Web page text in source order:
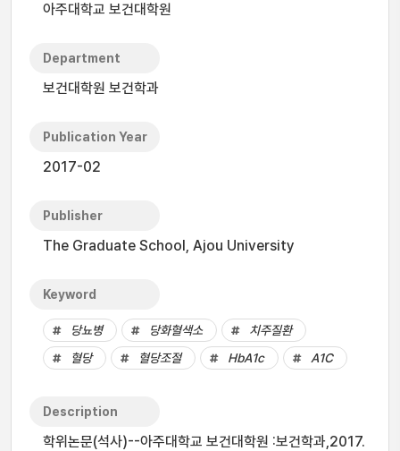
아주대학교 보건대학원
Department
보건대학원 보건학과
Publication Year
2017-02
Publisher
The Graduate School, Ajou University
Keyword
당뇨병 당화혈색소
치주질환
혈당
혈당조절 HbA1c A1C
Description
학위논문(석사)--아주대학교 보건대학원 :보건학과,2017.